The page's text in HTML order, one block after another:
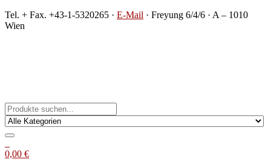
Zum
Inhalt
Tel. + Fax. +43-1-5320265 · E-Mail · Freyung 6/4/6 · A – 1010
Wien
0,00 €